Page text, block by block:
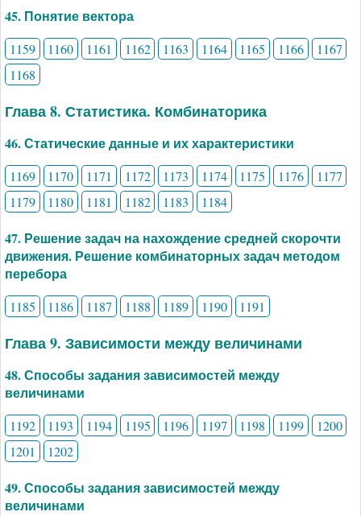
45. Понятие вектора
1159 1160 1161 1162 1163 1164 1165 1166
1167
1168
Глава 8. Статистика. Комбинаторика
46. Статические данные и их характеристики
1169 1170 1171 1172 1173 1174 1175 1176
1177
1179
1180 1181 1182 1183 1184
47. Решение задач на нахождение средней скорочти
движения. Решение комбинаторных задач методом
перебора
1185 1186 1187 1188 1189 1190 1191
Глава 9. Зависимости между величинами
48. Способы задания зависимостей между
величинами
1192 1193 1194 1195 1196 1197 1198 1199
1200
1201
1202
49. Способы задания зависимостей между
величинами